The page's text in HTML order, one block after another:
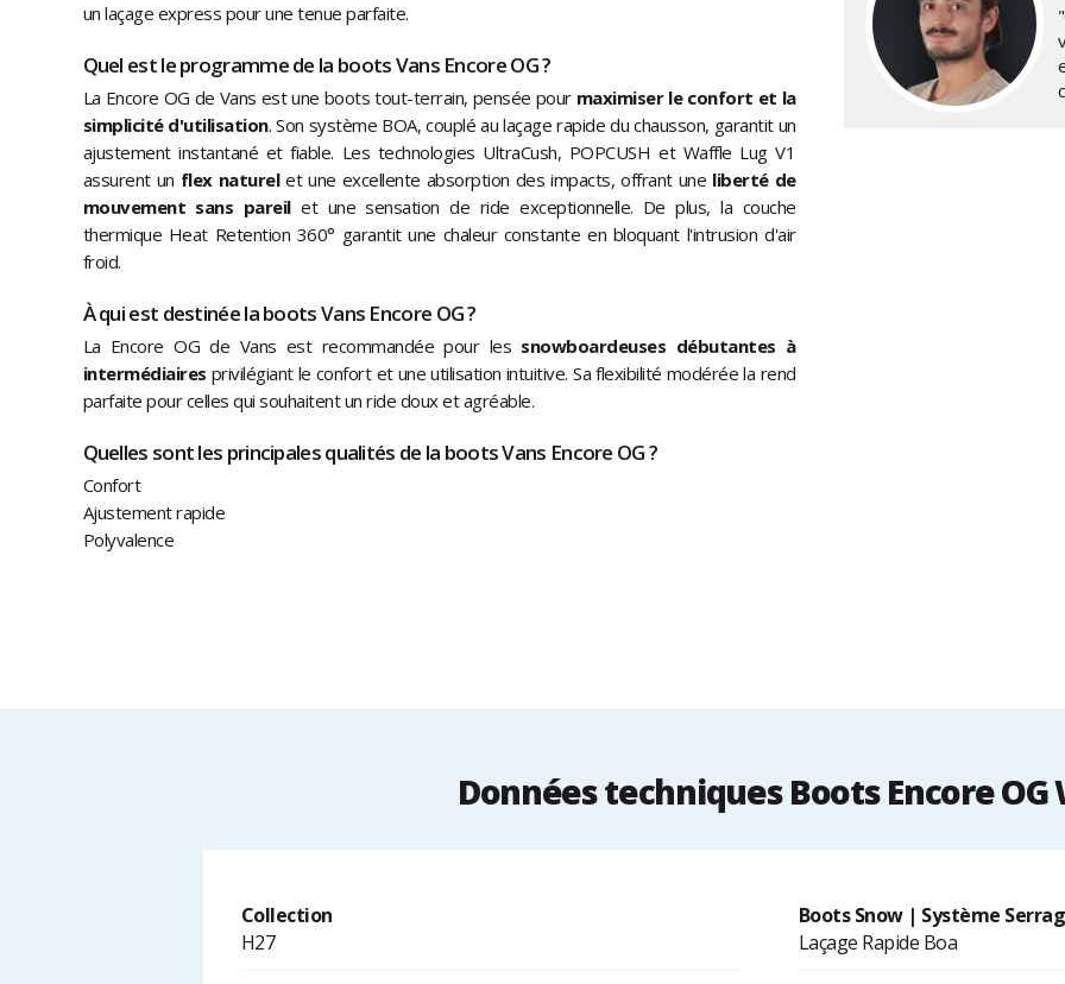
un laçage express pour une tenue parfaite.
Quel est le programme de la boots Vans Encore OG ?
La Encore OG de Vans est une boots tout-terrain, pensée pour maximiser le confort et la
simplicité d'utilisation. Son système BOA, couplé au laçage rapide du chausson, garantit un
ajustement instantané et fiable. Les technologies UltraCush, POPCUSH et Waffle Lug V1
assurent un flex naturelet une excellente absorption des impacts, offrant une liberté de
mouvement sans pareilet une sensation de ride exceptionnelle. De plus, la couche
thermique Heat Retention 360° garantit une chaleur constante en bloquant l'intrusion d'air
froid.
À qui est destinée la boots Vans Encore OG ?
La Encore OG de Vans est recommandée pour les snowboardeuses débutantes à
intermédiaires privilégiant le confort et une utilisation intuitive. Sa flexibilité modérée la rend
parfaite pour celles qui souhaitent un ride doux et agréable.
Quelles sont les principales qualités de la boots Vans Encore OG ?
Confort
Ajustement rapide
Polyvalence
Données techniques Boots Encore OG
Collection
H27
Boots Snow | Système
Laçage Rapide Boa